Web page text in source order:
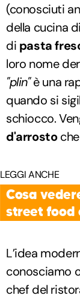
(conosciuti
della cucina
di pasta
loro nome
"plin"è una
quando si
schiocco.
d'arrostoche
LEGGI ANCHE
Cosa
street food
L’idea
conosciamo
chef del